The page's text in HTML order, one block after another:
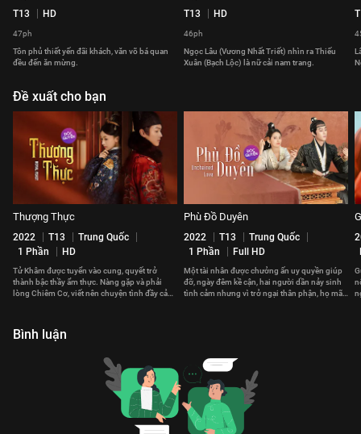
T13 HD
47ph
Tôn phủ thiết yến đãi khách, văn võ bá quan
đều đến ăn mừng.
T13 HD
46ph
Ngọc Lâu (Vương Nhất Triết) nhìn ra Thiếu
Xuân (Bạch Lộc) là nữ cải nam trang.
Đề xuất cho bạn
Thượng Thực
2022 T13
Trung Quốc
1 Phần
HD
Tử Khâm được tuyển vào cung, quyết trở
thành bậc thầy ẩm thực. Nàng gặp và phải
lòng Chiêm Cơ, viết nên chuyện tình đầy cảm
Phù Đồ Duyên
2022 T13
Trung Quốc
1 Phần
Full HD
Một tài nhân được chưởng ấn uy quyền giúp
đỡ, ngày đêm kề cận, hai người dần nảy sinh
tình cảm nhưng vì trở ngại thân phận, họ mãi
Bình luận